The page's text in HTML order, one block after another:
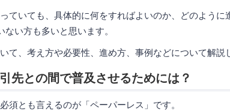
ていても、具体的に何をすればよいのか、どのように
い方も多いと思います。
て、考え方や必要性、進め方、事例などについて解説
先との間で普及させるためには？
須とも言えるのが「ペーパーレス」です。